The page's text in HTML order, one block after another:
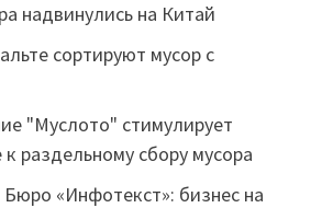
надвинулись на Китай
сортируют мусор с
"Муслото" стимулирует
к раздельному сбору мусора
«Инфотекст»: бизнес на